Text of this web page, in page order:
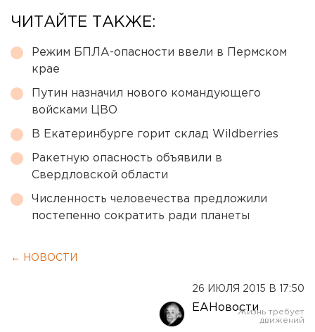
ЧИТАЙТЕ ТАКЖЕ:
Режим БПЛА-опасности ввели в Пермском
крае
Путин назначил нового командующего
войсками ЦВО
В Екатеринбурге горит склад Wildberries
Ракетную опасность объявили в
Свердловской области
Численность человечества предложили
постепенно сократить ради планеты
← НОВОСТИ
26 ИЮЛЯ 2015 В 17:50
ЕАНовости